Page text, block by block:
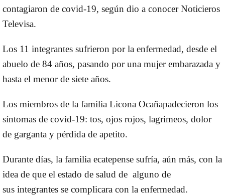
contagiaron de covid-19, según dio a conocer Noticieros
Televisa.
Los 11 integrantes sufrieron por la enfermedad, desde el
abuelo de 84 años, pasando por una mujerembarazada y
hasta el menor de siete años.
Los miembros de la familia Licona Ocañapadecieron los
síntomas de covid-19: tos, ojos rojos, lagrimeos, dolor
de garganta y pérdida de apetito.
Durante días, la familia ecatepense sufría, aún más, con la
idea de que el estado de salud de alguno de
sus integrantes se complicara con la enfermedad.